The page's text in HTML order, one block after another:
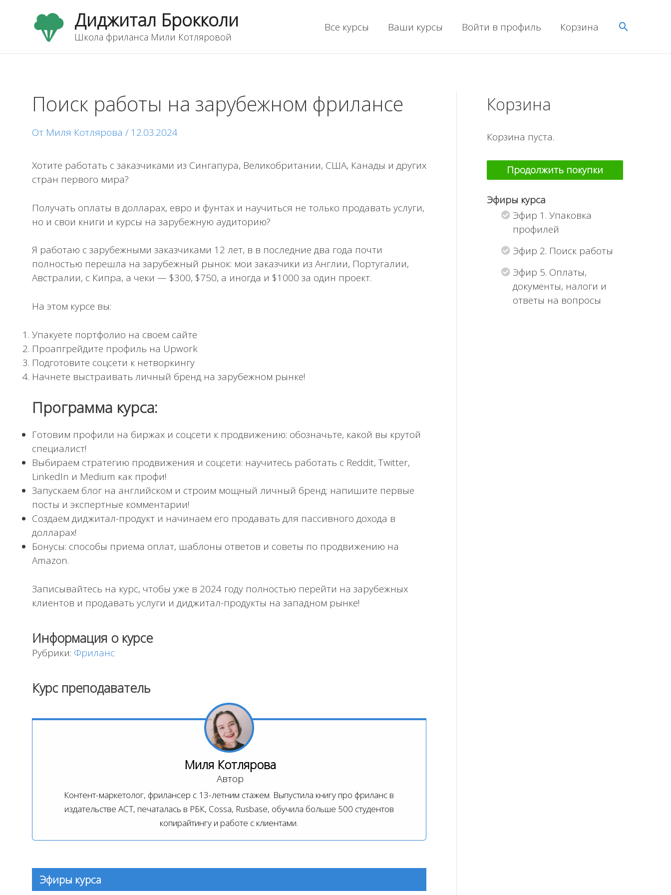
содержимому
Диджитал Брокколи
Школа фриланса Мили Котляровой
Все курсы Ваши курсы Войти в профиль Корзина Поиск
Поиск работы на зарубежном фрилансе
От Миля Котлярова / 12.03.2024
Хотите работать с заказчиками из Сингапура, Великобритании, США, Канады и других
стран первого мира?
Получать оплаты в долларах, евро и фунтах и научиться не только продавать услуги,
но и свои книги и курсы на зарубежную аудиторию?
Я работаю с зарубежными заказчиками 12 лет, в в последние два года почти
полностью перешла на зарубежный рынок: мои заказчики из Англии, Португалии,
Австралии, с Кипра, а чеки — $300, $750, а иногда и $1000 за один проект.
На этом курсе вы:
Упакуете портфолио на своем сайте
Проапгрейдите профиль на Upwork
Подготовите соцсети к нетворкингу
Начнете выстраивать личный бренд на зарубежном рынке!
Программа курса:
Готовим профили на биржах и соцсети к продвижению: обозначьте, какой вы крутой
специалист!
Выбираем стратегию продвижения и соцсети: научитесь работать с Reddit, Twitter,
LinkedIn и Medium как профи!
Запускаем блог на английском и строим мощный личный бренд: напишите первые
посты и экспертные комментарии!
Создаем диджитал-продукт и начинаем его продавать для пассивного дохода в
долларах!
Бонусы: способы приема оплат, шаблоны ответов и советы по продвижению на
Amazon.
Записывайтесь на курс, чтобы уже в 2024 году полностью перейти на зарубежных
клиентов и продавать услуги и диджитал-продукты на западном рынке!
Информация о курсе
Рубрики: Фриланс
Курс преподаватель
Миля Котлярова
Автор
Контент-маркетолог, фрилансер с 13-летним стажем. Выпустила книгу про фриланс в
издательстве АСТ, печаталась в РБК, Cossa, Rusbase, обучила больше 500 студентов
копирайтингу и работе с клиентами.
Эфиры курса
Навигация
по
записям
Корзина
Корзина пуста.
Продолжить покупки
Эфиры курса
Эфир 1. Упаковка
профилей
Эфир 2. Поиск работы
Эфир 5. Оплаты,
документы, налоги и
ответы на вопросы